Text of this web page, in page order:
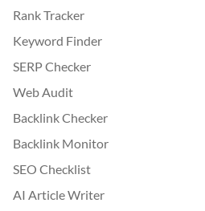
Rank Tracker
Keyword Finder
SERP Checker
Web Audit
Backlink Checker
Backlink Monitor
SEO Checklist
AI Article Writer